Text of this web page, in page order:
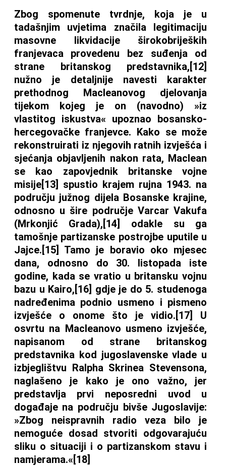
Zbog spomenute tvrdnje, koja je u
tadašnjim uvjetima značila legitimaciju
masovne likvidacije širokobrijeških
franjevaca provedenu bez suđenja od
strane britanskog predstavnika,[12]
nužno je detaljnije navesti karakter
prethodnog Macleanovog djelovanja
tijekom kojeg je on (navodno) »iz
vlastitog iskustva« upoznao bosansko-
hercegovačke franjevce. Kako se može
rekonstruirati iz njegovih ratnih izvješća i
sjećanja objavljenih nakon rata, Maclean
se kao zapovjednik britanske vojne
misije[13] spustio krajem rujna 1943. na
području južnog dijela Bosanske krajine,
odnosno u šire područje Varcar Vakufa
(Mrkonjić Grada),[14] odakle su ga
tamošnje partizanske postrojbe uputile u
Jajce.[15] Tamo je boravio oko mjesec
dana, odnosno do 30. listopada iste
godine, kada se vratio u britansku vojnu
bazu u Kairo,[16] gdje je do 5. studenoga
nadređenima podnio usmeno i pismeno
izvješće o onome što je vidio.[17] U
osvrtu na Macleanovo usmeno izvješće,
napisanom od strane britanskog
predstavnika kod jugoslavenske vlade u
izbjeglištvu Ralpha Skrinea Stevensona,
naglašeno je kako je ono važno, jer
predstavlja prvi neposredni uvod u
događaje na području bivše Jugoslavije:
»Zbog neispravnih radio veza bilo je
nemoguće dosad stvoriti odgovarajuću
sliku o situaciji i o partizanskom stavu i
namjerama.«[18]